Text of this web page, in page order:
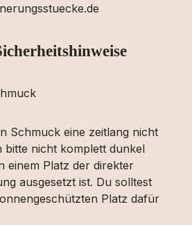
Schmuck eine zeitlang nicht
bitte nicht komplett dunkel
einem Platz der direkter
ausgesetzt ist. Du solltest
Platz dafür